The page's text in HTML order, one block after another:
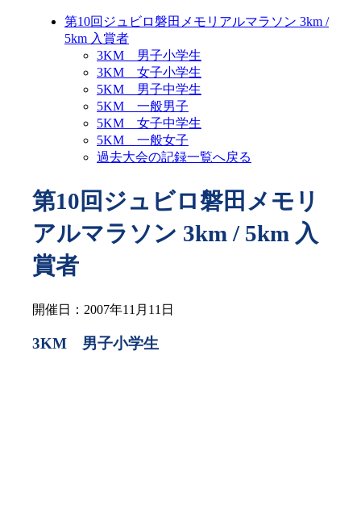
第10回ジュビロ磐田メモリアルマラソン 3km /
5km 入賞者
3KM 男子小学生
3KM 女子小学生
5KM 男子中学生
5KM 一般男子
5KM 女子中学生
5KM 一般女子
過去大会の記録一覧へ戻る
第10回ジュビロ磐田メモリ
アルマラソン 3km / 5km 入
賞者
開催日：2007年11月11日
3KM 男子小学生